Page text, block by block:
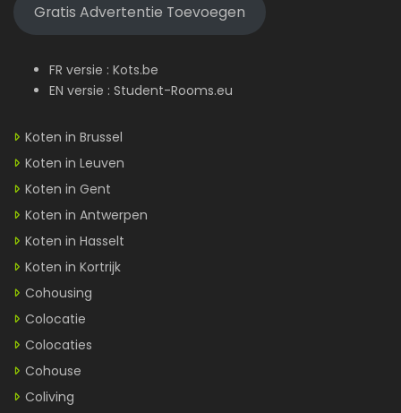
Gratis Advertentie Toevoegen
FR versie : Kots.be
EN versie : Student-Rooms.eu
Koten in Brussel
Koten in Leuven
Koten in Gent
Koten in Antwerpen
Koten in Hasselt
Koten in Kortrijk
Cohousing
Colocatie
Colocaties
Cohouse
Coliving